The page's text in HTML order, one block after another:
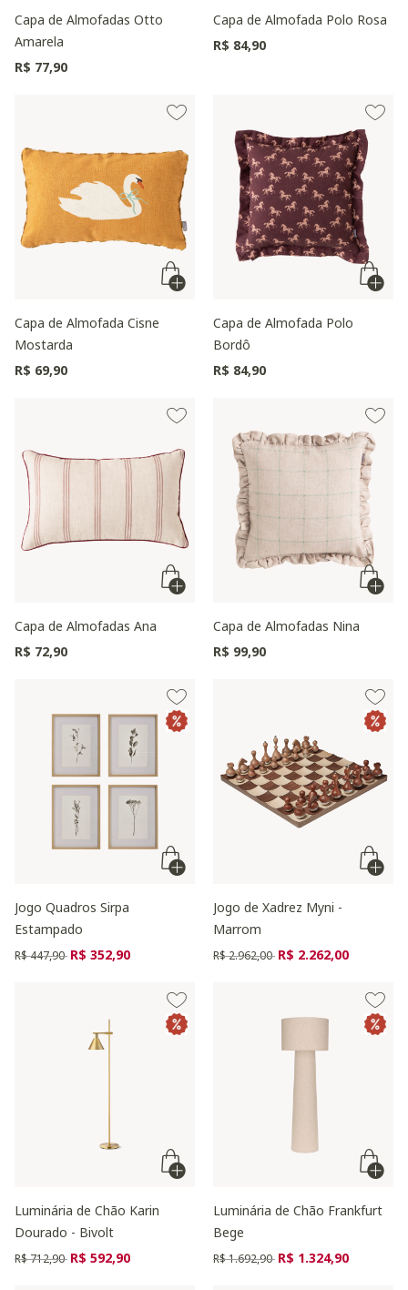
Capa de Almofadas Otto
Amarela
R$ 77,90
Capa de Almofada Polo Rosa
R$ 84,90
Capa de Almofada Cisne
Mostarda
R$ 69,90
Capa de Almofada Polo
Bordô
R$ 84,90
Capa de Almofadas Ana
R$ 72,90
Capa de Almofadas Nina
R$ 99,90
Jogo Quadros Sirpa
Estampado
Preço reduzido de
R$ 447,90 para
R$ 352,90
Jogo de Xadrez Myni -
Marrom
Preço reduzido de
R$ 2.962,00 para
R$ 2.262,00
Luminária de Chão Karin
Dourado - Bivolt
Preço reduzido de
R$ 712,90 para
R$ 592,90
Luminária de Chão Frankfurt
Bege
Preço reduzido de
R$ 1.692,90 para
R$ 1.324,90